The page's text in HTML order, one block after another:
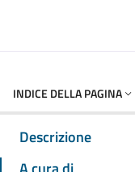
INDICE DELLA PAGINA
Descrizione